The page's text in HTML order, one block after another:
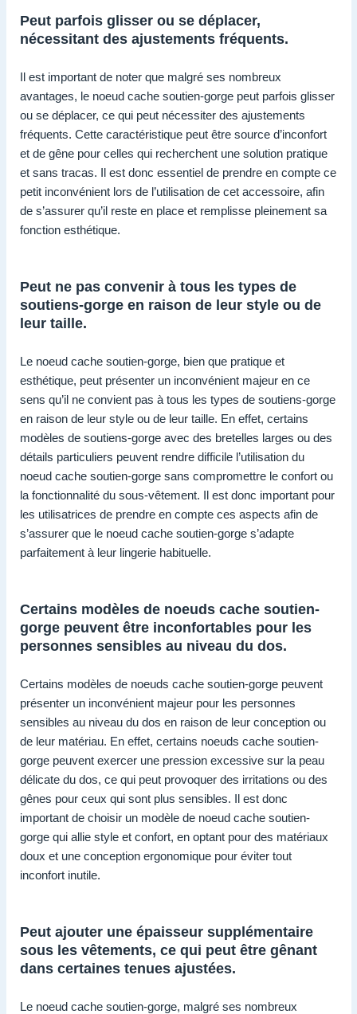
Peut parfois glisser ou se déplacer,
nécessitant des ajustements fréquents.
Il est important de noter que malgré ses nombreux
avantages, le noeud cache soutien-gorge peut parfois glisser
ou se déplacer, ce qui peut nécessiter des ajustements
fréquents. Cette caractéristique peut être source d’inconfort
et de gêne pour celles qui recherchent une solution pratique
et sans tracas. Il est donc essentiel de prendre en compte ce
petit inconvénient lors de l’utilisation de cet accessoire, afin
de s’assurer qu’il reste en place et remplisse pleinement sa
fonction esthétique.
Peut ne pas convenir à tous les types de
soutiens-gorge en raison de leur style ou de
leur taille.
Le noeud cache soutien-gorge, bien que pratique et
esthétique, peut présenter un inconvénient majeur en ce
sens qu’il ne convient pas à tous les types de soutiens-gorge
en raison de leur style ou de leur taille. En effet, certains
modèles de soutiens-gorge avec des bretelles larges ou des
détails particuliers peuvent rendre difficile l’utilisation du
noeud cache soutien-gorge sans compromettre le confort ou
la fonctionnalité du sous-vêtement. Il est donc important pour
les utilisatrices de prendre en compte ces aspects afin de
s’assurer que le noeud cache soutien-gorge s’adapte
parfaitement à leur lingerie habituelle.
Certains modèles de noeuds cache soutien-
gorge peuvent être inconfortables pour les
personnes sensibles au niveau du dos.
Certains modèles de noeuds cache soutien-gorge peuvent
présenter un inconvénient majeur pour les personnes
sensibles au niveau du dos en raison de leur conception ou
de leur matériau. En effet, certains noeuds cache soutien-
gorge peuvent exercer une pression excessive sur la peau
délicate du dos, ce qui peut provoquer des irritations ou des
gênes pour ceux qui sont plus sensibles. Il est donc
important de choisir un modèle de noeud cache soutien-
gorge qui allie style et confort, en optant pour des matériaux
doux et une conception ergonomique pour éviter tout
inconfort inutile.
Peut ajouter une épaisseur supplémentaire
sous les vêtements, ce qui peut être gênant
dans certaines tenues ajustées.
Le noeud cache soutien-gorge, malgré ses nombreux